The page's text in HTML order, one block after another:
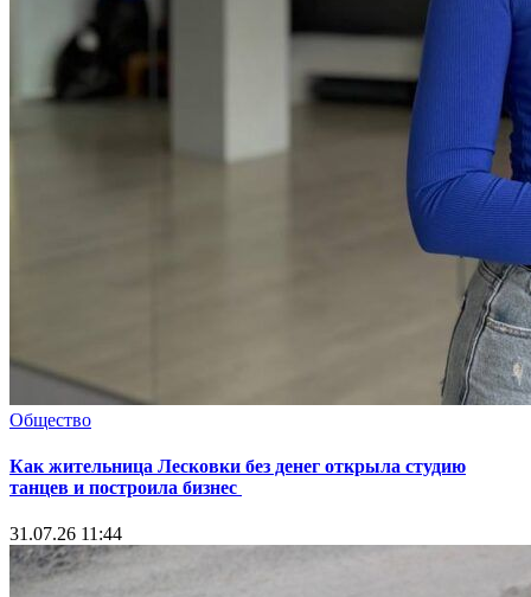
Общество
Как жительница Лесковки без денег открыла студию
танцев и построила бизнес
31.07.26 11:44